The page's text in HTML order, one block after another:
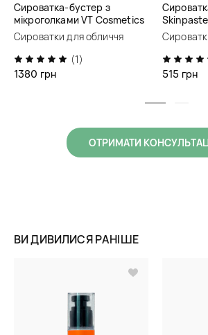
Сироватка-бустер з
мікроголками VT Cosmetics
Reedle Shot 300
Сироватки для обличчя
(1)
1380 грн
Collagen
515 грн
ОТРИМАТИ
ВИ ДИВИЛИСЯ РАНІШЕ